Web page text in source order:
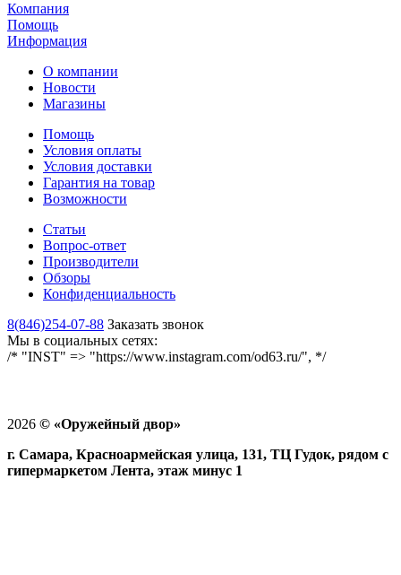
Компания
Помощь
Информация
О компании
Новости
Магазины
Помощь
Условия оплаты
Условия доставки
Гарантия на товар
Возможности
Статьи
Вопрос-ответ
Производители
Обзоры
Конфиденциальность
8(846)254-07-88 Заказать звонок
Мы в социальных сетях:
/* "INST" => "https://www.instagram.com/od63.ru/", */
2026 © «Оружейный двор»
г. Самара, Красноармейская улица, 131, ТЦ Гудок, рядом с
гипермаркетом Лента, этаж минус 1